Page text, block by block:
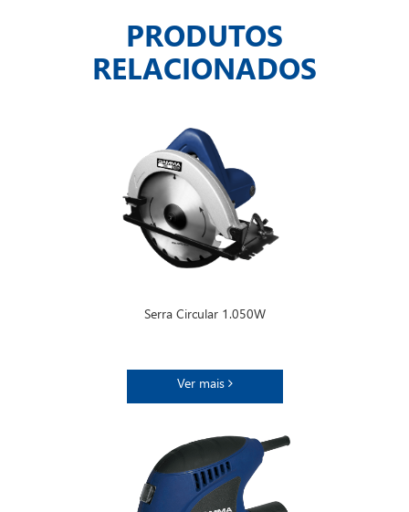
PRODUTOS
RELACIONADOS
Serra Circular 1.050W
Ver mais